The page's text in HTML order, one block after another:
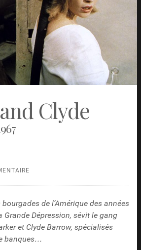
Clyde
de l’Amérique des années
Grande Dépression, sévit le gang
et Clyde Barrow, spécialisés
banques…